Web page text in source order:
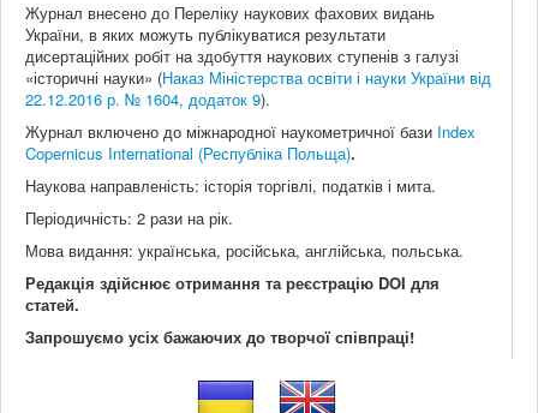
Журнал внесено до Переліку наукових фахових видань
України, в яких можуть публікуватися результати
дисертаційних робіт на здобуття наукових ступенів з галузі
«історичні науки» (Наказ Міністерства освіти і науки України від
22.12.2016 р. № 1604, додаток 9).
Журнал включено до міжнародної наукометричної бази Index
Copernicus International (Республіка Польща).
Наукова направленість: історія торгівлі, податків і мита.
Періодичність: 2 рази на рік.
Мова видання: українська, російська, англійська, польська.
Редакція здійснює отримання та реєстрацію DOI для
статей.
Запрошуємо усіх бажаючих до творчої співпраці!